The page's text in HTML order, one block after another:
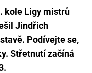
kole Ligy mistrů
Jindřich
Podívejte se,
Střetnutí začíná